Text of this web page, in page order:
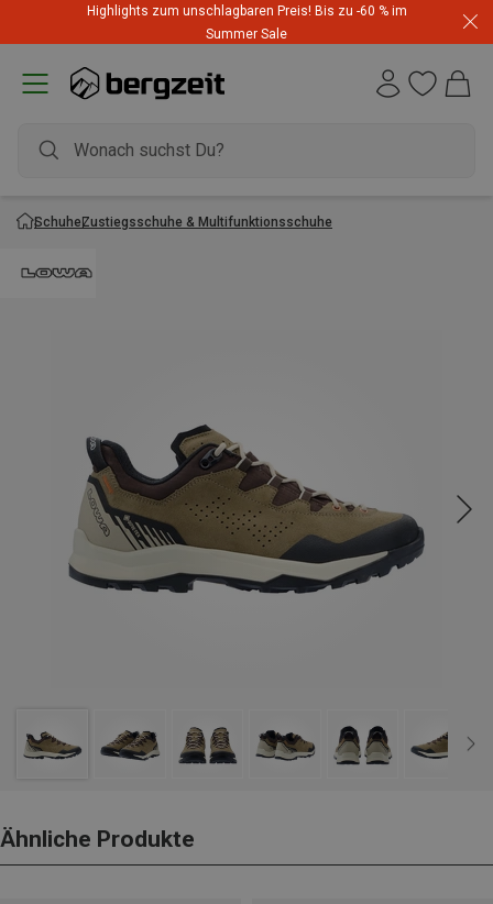
Highlights zum unschlagbaren Preis! Bis zu -60 % im
Summer Sale
SchuheZustiegsschuhe & Multifunktionsschuhe
Ähnliche Produkte